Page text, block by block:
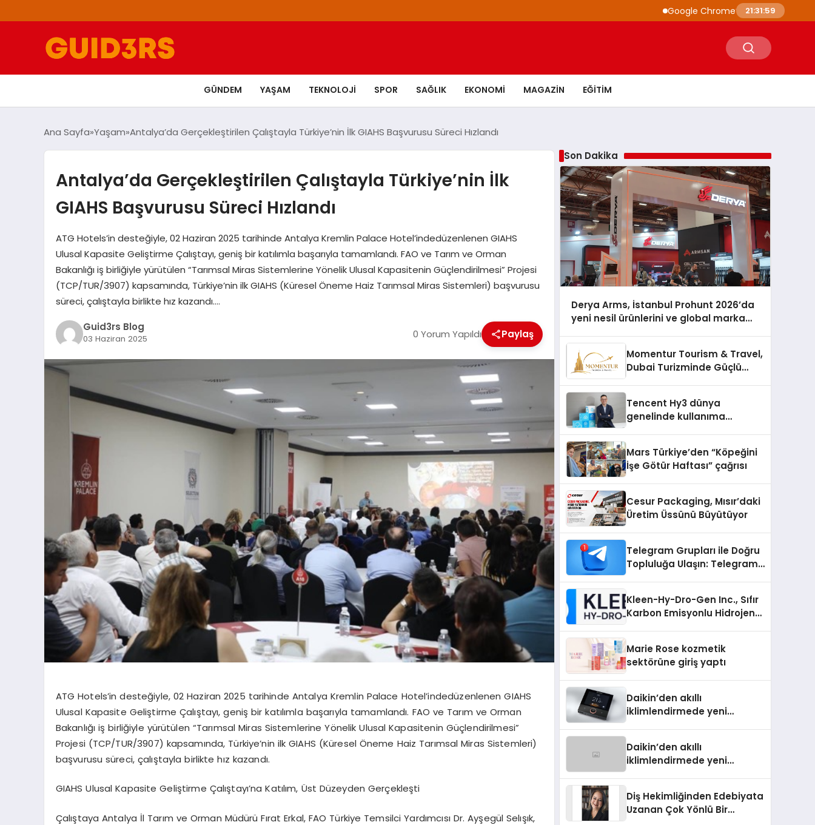
Google Chrome’a Yapay Zeka
21:32:00
GÜNDEM YAŞAM TEKNOLOJI SPOR SAĞLIK EKONOMI MAGAZIN EĞITIM
Ana Sayfa Yaşam Antalya’da Gerçekleştirilen Çalıştayla Türkiye’nin İlk GIAHS Başvurusu Süreci Hızlandı
Antalya’da Gerçekleştirilen Çalıştayla Türkiye’nin İlk
GIAHS Başvurusu Süreci Hızlandı
ATG Hotels’in desteğiyle, 02 Haziran 2025 tarihinde Antalya Kremlin Palace Hotel’indedüzenlenen GIAHS
Ulusal Kapasite Geliştirme Çalıştayı, geniş bir katılımla başarıyla tamamlandı. FAO ve Tarım ve Orman
Bakanlığı iş birliğiyle yürütülen “Tarımsal Miras Sistemlerine Yönelik Ulusal Kapasitenin Güçlendirilmesi” Projesi
(TCP/TUR/3907) kapsamında, Türkiye’nin ilk GIAHS (Küresel Öneme Haiz Tarımsal Miras Sistemleri) başvurusu
süreci, çalıştayla birlikte hız kazandı….
Guid3rs Blog
03 Haziran 2025 0 Yorum Yapıldı Paylaş
ATGHotels’in desteğiyle, 02 Haziran 2025 tarihinde Antalya Kremlin Palace Hotel’indedüzenlenen GIAHS
Ulusal Kapasite Geliştirme Çalıştayı, geniş bir katılımla başarıyla tamamlandı. FAO ve Tarım ve Orman
Bakanlığı iş birliğiyle yürütülen “Tarımsal Miras Sistemlerine Yönelik Ulusal Kapasitenin Güçlendirilmesi”
Projesi (TCP/TUR/3907) kapsamında, Türkiye’nin ilk GIAHS (Küresel Öneme Haiz Tarımsal Miras Sistemleri)
başvurusu süreci, çalıştayla birliktehız kazandı.
GIAHS Ulusal Kapasite Geliştirme Çalıştayı’na Katılım, Üst Düzeyden Gerçekleşti
Çalıştaya Antalya İl Tarım ve Orman Müdürü Fırat Erkal, FAO Türkiye Temsilci Yardımcısı Dr.AyşegülSelışık,
Son Dakika
Derya Arms, İstanbul Prohunt 2026’da
yeni nesil ürünlerini ve global marka
Momentur Tourism & Travel,
Dubai Turizminde Güçlü
Tencent Hy3 dünya
genelinde kullanıma
Mars Türkiye’den “Köpeğini
İşe Götür Haftası” çağrısı
Cesur Packaging, Mısır’daki
Üretim Üssünü Büyütüyor
Telegram Grupları ile Doğru
Topluluğa Ulaşın: Telegram
Kleen-Hy-Dro-Gen Inc., Sıfır
Karbon Emisyonlu Hidrojen
Aldı
Marie Rose kozmetik
sektörüne giriş yaptı
Daikin’den akıllı
iklimlendirmede yeni
Daikin’den akıllı
iklimlendirmede yeni
Diş Hekimliğinden Edebiyata
Uzanan Çok Yönlü Bir